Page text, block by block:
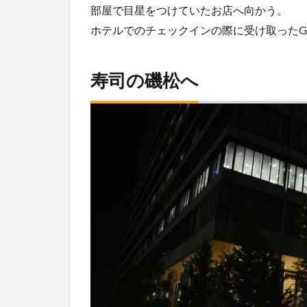
部屋で目星をつけていたお店へ向かう。
ホテルでのチェックインの際に受け取った
寿司の磯松へ